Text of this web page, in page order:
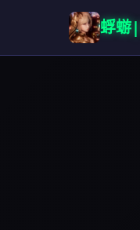
蜉蝣